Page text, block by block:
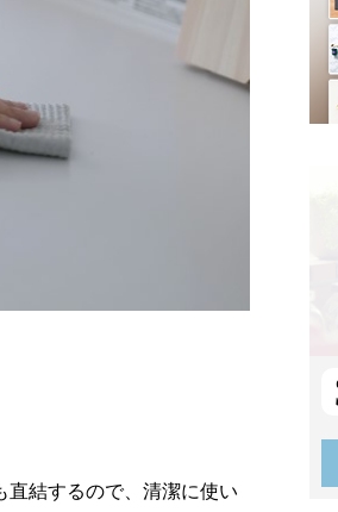
直結するので、清潔に使い